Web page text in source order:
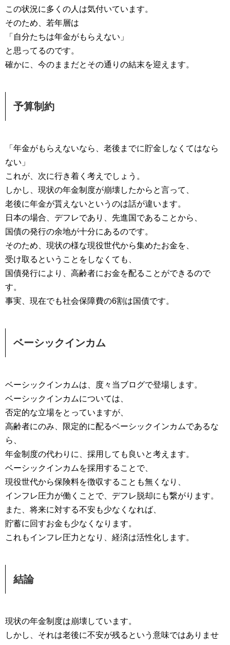
この状況に多くの人は気付いています。
そのため、若年層は
「自分たちは年金がもらえない」
と思ってるのです。
確かに、今のままだとその通りの結末を迎えます。
予算制約
「年金がもらえないなら、老後までに貯金しなくてはなら
ない」
これが、次に行き着く考えでしょう。
しかし、現状の年金制度が崩壊したからと言って、
老後に年金が貰えないというのは話が違います。
日本の場合、デフレであり、先進国であることから、
国債の発行の余地が十分にあるのです。
そのため、現状の様な現役世代から集めたお金を、
受け取るということをしなくても、
国債発行により、高齢者にお金を配ることができるので
す。
事実、現在でも社会保障費の6割は国債です。
ベーシックインカム
ベーシックインカムは、度々当ブログで登場します。
ベーシックインカムについては、
否定的な立場をとっていますが、
高齢者にのみ、限定的に配るベーシックインカムであるな
ら、
年金制度の代わりに、採用しても良いと考えます。
ベーシックインカムを採用することで、
現役世代から保険料を徴収することも無くなり、
インフレ圧力が働くことで、デフレ脱却にも繋がります。
また、将来に対する不安も少なくなれば、
貯蓄に回すお金も少なくなります。
これもインフレ圧力となり、経済は活性化します。
結論
現状の年金制度は崩壊しています。
しかし、それは老後に不安が残るという意味ではありませ